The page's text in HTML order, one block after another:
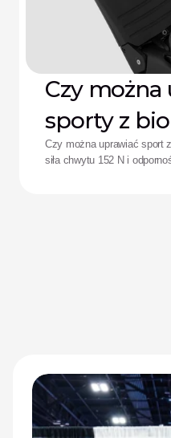
Czy można
sporty z
Czy można uprawiać sport
siła chwytu 152 N i